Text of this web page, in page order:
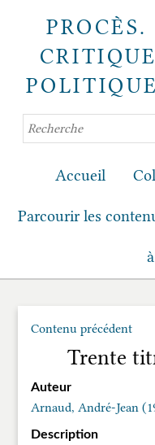
Accueil
Parcourir les
Contenu précédent
Trente
Auteur
Arnaud, André-Jean
Description